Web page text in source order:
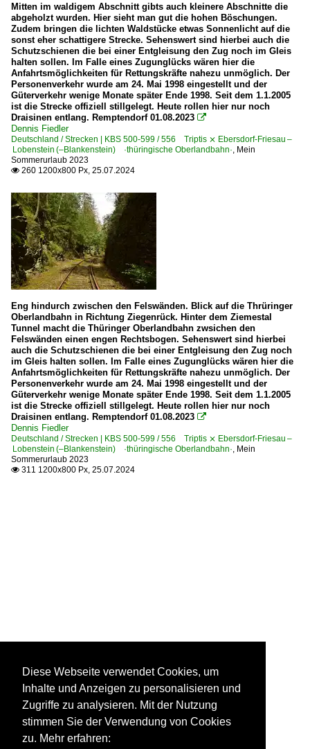
Mitten im waldigem Abschnitt gibts auch kleinere Abschnitte die
abgeholzt wurden. Hier sieht man gut die hohen Böschungen.
Zudem bringen die lichten Waldstücke etwas Sonnenlicht auf die
sonst eher schattigere Strecke. Sehenswert sind hierbei auch die
Schutzschienen die bei einer Entgleisung den Zug noch im Gleis
halten sollen. Im Falle eines Zugunglücks wären hier die
Anfahrtsmöglichkeiten für Rettungskräfte nahezu unmöglich. Der
Personenverkehr wurde am 24. Mai 1998 eingestellt und der
Güterverkehr wenige Monate später Ende 1998. Seit dem 1.1.2005
ist die Strecke offiziell stillgelegt. Heute rollen hier nur noch
Draisinen entlang. Remptendorf 01.08.2023 
Dennis Fiedler
Deutschland / Strecken | KBS 500-599 / 556 Triptis ⨯ Ebersdorf-Friesau –
Lobenstein (–Blankenstein) ·thüringische Oberlandbahn·, Mein
Sommerurlaub 2023
 260 1200x800 Px, 25.07.2024
Eng hindurch zwischen den Felswänden. Blick auf die Thrüringer
Oberlandbahn in Richtung Ziegenrück. Hinter dem Ziemestal
Tunnel macht die Thüringer Oberlandbahn zwsichen den
Felswänden einen engen Rechtsbogen. Sehenswert sind hierbei
auch die Schutzschienen die bei einer Entgleisung den Zug noch
im Gleis halten sollen. Im Falle eines Zugunglücks wären hier die
Anfahrtsmöglichkeiten für Rettungskräfte nahezu unmöglich. Der
Personenverkehr wurde am 24. Mai 1998 eingestellt und der
Güterverkehr wenige Monate später Ende 1998. Seit dem 1.1.2005
ist die Strecke offiziell stillgelegt. Heute rollen hier nur noch
Draisinen entlang. Remptendorf 01.08.2023 
Dennis Fiedler
Deutschland / Strecken | KBS 500-599 / 556 Triptis ⨯ Ebersdorf-Friesau –
Lobenstein (–Blankenstein) ·thüringische Oberlandbahn·, Mein
Sommerurlaub 2023
 311 1200x800 Px, 25.07.2024
Diese Webseite verwendet Cookies, um
Inhalte und Anzeigen zu personalisieren und
Zugriffe zu analysieren. Mit der Nutzung
stimmen Sie der Verwendung von Cookies
zu. Mehr erfahren: